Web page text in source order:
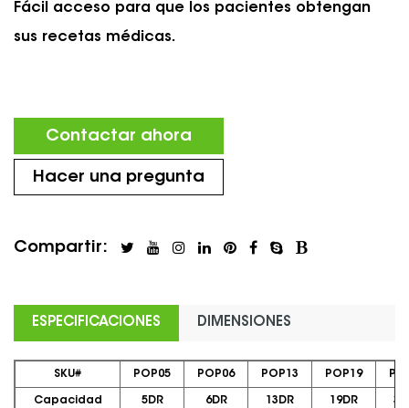
Fácil acceso para que los pacientes obtengan
sus recetas médicas.
Contactar ahora
Hacer una pregunta
Compartir:
ESPECIFICACIONES DIMENSIONES
SKU# POP05 POP06 POP13 POP19
Capacidad
5DR 6DR 13DR 19DR